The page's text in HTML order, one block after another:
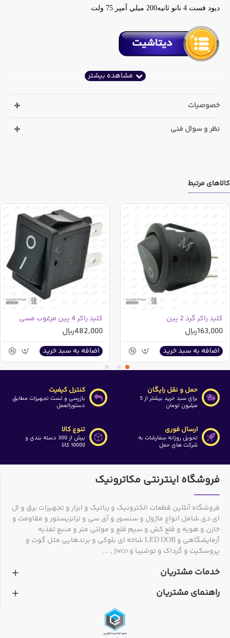
ديود فست 4 نانو ثانيه200 ميلي آمپر 75 ولت
خصوصیات
نظر و سوال فنی
کالاهای مرتبط
کلید راکر گرد 2 پین
163,000ریال
اضافه به سبد خرید
کلید راکر 4 پین مرغوب مسی
482,000ریال
اضافه به سبد خرید
حمل و نقل رایگان
برای سبد خرید بیشتر از 5
میلیون تومان
کنترل کیفیت
بازرسی و تست تجهیزات مطابق
دستورالعمل
ارسال فوری
تحویل روزانه سفارشات به
شرکت های حمل
تنوع کالا
بیش از 300 دسته بندی و
10000 کالا
فروشگاه اینترنتی مکاترونیک
فروشگاه آنلاین قطعات الکترونیک و رباتیک و ابزار و تجهیزات برق و ال
ای دی شامل انواع ماژول و سنسور و آی سی و ترانزیستور و مقاومت و
خازن و هویه و قلع کش و سیم قلع و مولتی متر و منبع تغذیه
آزمایشگاهی و LED DOB شاخه ای بلوکی و برندهایی مثل گوت و
پروسکیت و گرداک و توشیبا و jwco , ...
خدمات مشتریان
راهنمای مشتریان